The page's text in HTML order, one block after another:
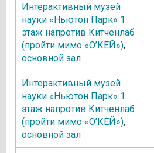
Интерактивный музей
науки «Ньютон Парк» 1
этаж напротив Китченлаб
(пройти мимо «О’КЕЙ»),
основной зал
Интерактивный музей
науки «Ньютон Парк» 1
этаж напротив Китченлаб
(пройти мимо «О’КЕЙ»),
основной зал